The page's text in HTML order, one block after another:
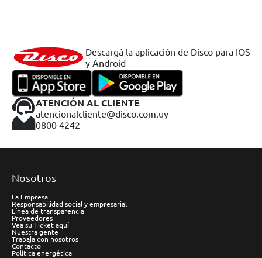
Descargá la aplicación de Disco para IOS
y Android
ATENCIÓN AL CLIENTE
atencionalcliente@disco.com.uy
0800 4242
Nosotros
La Empresa
Responsabilidad social y empresarial
Línea de transparencia
Proveedores
Vea su Ticket aquí
Nuestra gente
Trabaja con nosotros
Contacto
Política energética